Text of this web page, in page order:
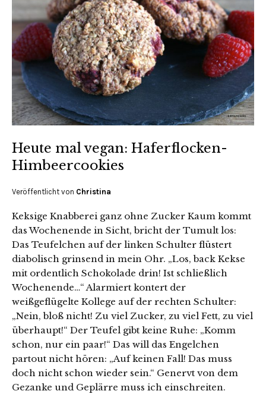
Heute mal vegan: Haferflocken-
Himbeercookies
Veröffentlicht von Christina
Keksige Knabberei ganz ohne Zucker Kaum kommt
das Wochenende in Sicht, bricht der Tumult los:
Das Teufelchen auf der linken Schulter flüstert
diabolisch grinsend in mein Ohr. „Los, back Kekse
mit ordentlich Schokolade drin! Ist schließlich
Wochenende…“ Alarmiert kontert der
weißgeflügelte Kollege auf der rechten Schulter:
„Nein, bloß nicht! Zu viel Zucker, zu viel Fett, zu viel
überhaupt!“ Der Teufel gibt keine Ruhe: „Komm
schon, nur ein paar!“ Das will das Engelchen
partout nicht hören: „Auf keinen Fall! Das muss
doch nicht schon wieder sein.“ Genervt von dem
Gezanke und Geplärre muss ich einschreiten.